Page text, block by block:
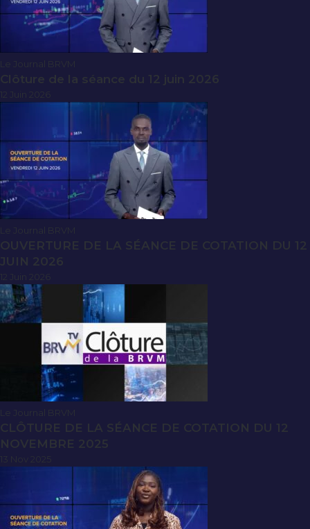
Le Journal BRVM
Clôture de la séance du 12 juin 2026
Le Journal BRVM
OUVERTURE DE LA SÉANCE DE COTATION DU 12
JUIN 2026
Le Journal BRVM
CLÔTURE DE LA SÉANCE DE COTATION DU 12
NOVEMBRE 2025